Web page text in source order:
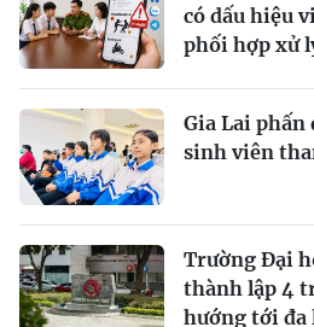
có dấu hiệu
phối hợp xử
Gia Lai phấn
sinh viên
Trường Đại
thành lập 4
hướng tới đa